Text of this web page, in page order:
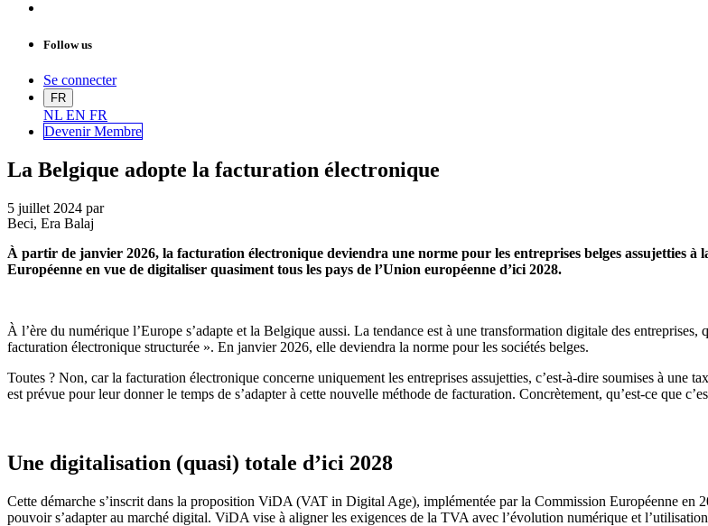
Follow us
Se connecter
FR
NL EN FR
Devenir Membre
La Belgique adopte la facturation électronique
5 juillet 2024 par
Beci, Era Balaj
À partir de janvier 2026, la facturation électronique deviendra une norme pour les entreprises belges assujetties
Européenne en vue de digitaliser quasiment tous les pays de l’Union européenne d’ici 2028.
À l’ère du numérique l’Europe s’adapte et la Belgique aussi. La tendance est à une transformation digitale des
facturation électronique structurée ». En janvier 2026, elle deviendra la norme pour les sociétés belges.
Toutes ? Non, car la facturation électronique concerne uniquement les entreprises assujetties, c’est-à-dire soumises à
est prévue pour leur donner le temps de s’adapter à cette nouvelle méthode de facturation. Concrètement, qu’est-ce que
Une digitalisation (quasi) totale d’ici 2028
Cette démarche s’inscrit dans la proposition ViDA (VAT in Digital Age), implémentée par la Commission Européenne en
pouvoir s’adapter au marché digital. ViDA vise à aligner les exigences de la TVA avec l’évolution numérique et